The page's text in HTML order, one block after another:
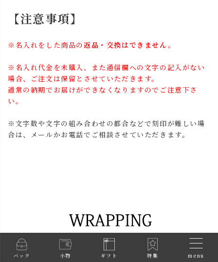
バック 小物 ギフト 特集 menu
【注意事項】
※名入れをした商品の返品・交換はできません。
※名入れ代金を未購入、また通信欄への文字の記入がない
場合、ご注文は保留とさせていただきます。
通常の納期でお届けができなくなりますのでご注意下さ
い。
※文字数や文字の組み合わせの都合などで刻印が難しい場
合は、メールかお電話でご相談させていただきます。